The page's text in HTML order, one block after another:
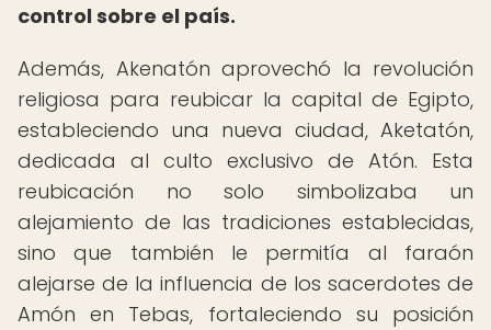
control sobre el país.
Además, Akenatón aprovechó la revolución
religiosa para reubicar la capital de Egipto,
estableciendo una nueva ciudad, Aketatón,
dedicada al culto exclusivo de Atón. Esta
reubicación no solo simbolizaba un
alejamiento de las tradiciones establecidas,
sino que también le permitía al faraón
alejarse de la influencia de los sacerdotes de
Amón en Tebas, fortaleciendo su posición